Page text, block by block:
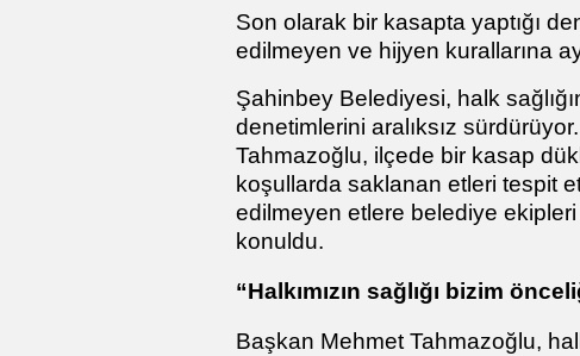
Son olarak bir kasapta yaptığı
edilmeyen ve hijyen kurallarına
Şahinbey Belediyesi, halk
denetimlerini aralıksız
Tahmazoğlu, ilçede bir kasap
koşullarda saklanan etleri tespit
edilmeyen etlere belediye
konuldu.
“Halkımızın sağlığı bizim
Başkan Mehmet Tahmazoğlu,